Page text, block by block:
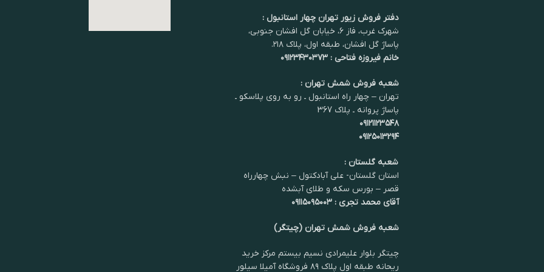
دفتر فروش زیور تهران چهار استانبول :
شهرک غرب، فاز ۶، خیابان گل افشان جنوبی،
پاساژ گل افشان، طبقه اول، پلاک ۲۱۸.
خانم فیروزه فتاحی : ۰۹۱۲۳۴۳۰۳۷۳
شعبه فروش شمش تهران :
تهران – چهار راه استانبول ـ رو به روی پلاسکو ـ
پاساژ پروانه ـ پلاک 367
۰۹۱۲۱۱۲۳۵۴۸
۰۹۱۲۵۰۱۳۲۹۴
شعبه گلستان :
استان گلستان- علی آبادکتول – نبش چهارراه
قصر – بورس سکه و طلای آبشده
آقای محمد تجری : ۰۹۱۱۵۰۹۵۰۰۳
شعبه فروش شمش تهران (چیتگر)
چیتگر بلوار علیمرادی نسیم بیستم مرکز خرید
ریحانه طبقه اول پلاک ۸۹ فروشگاه آمیلا سیلور